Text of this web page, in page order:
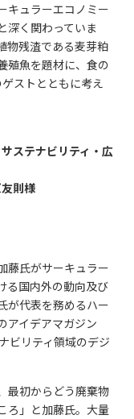
キュラーエコノミー
深く関わっていま
物残渣である麦芽粕
殖魚を題材に、食の
ストとともに考え
ステナビリティ・広
則様
藤氏がサーキュラー
る国内外の動向及び
が代表を務めるハー
アイデアマガジン
ビリティ領域のデジ
最初からどう廃棄物
ろ」と加藤氏。大量